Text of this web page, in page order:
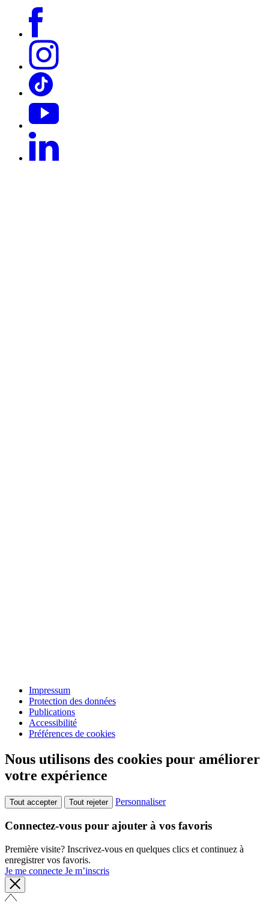
Impressum
Protection des données
Publications
Accessibilité
Préférences de cookies
Nous utilisons des cookies pour améliorer
votre expérience
Tout accepter Tout rejeter Personnaliser
Connectez-vous pour ajouter à vos favoris
Première visite? Inscrivez-vous en quelques clics et continuez à
enregistrer vos favoris.
Je me connecte Je m’inscris